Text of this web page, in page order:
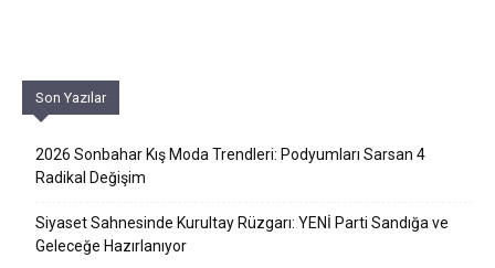
Son Yazılar
2026 Sonbahar Kış Moda Trendleri: Podyumları Sarsan 4
Radikal Değişim
Siyaset Sahnesinde Kurultay Rüzgarı: YENİ Parti Sandığa ve
Geleceğe Hazırlanıyor